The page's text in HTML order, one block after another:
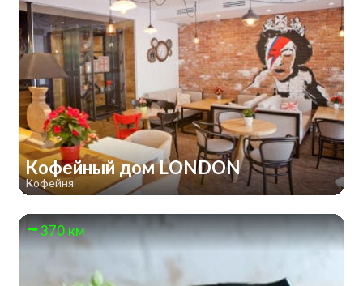
Кофейный дом LONDON
Кофейня
370 км